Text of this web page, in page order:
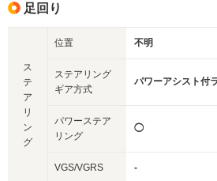
足回り
ス
テ
ア
リ
ン
グ
位置 不明
ステアリング
ギア方式
パワーアシスト付
パワーステア
リング
◯
VGS/VGRS -